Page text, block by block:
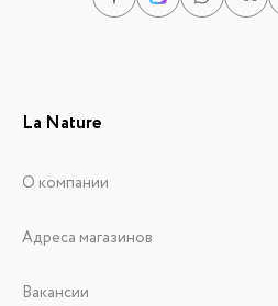
La Nature
О компании
Адреса магазинов
Вакансии